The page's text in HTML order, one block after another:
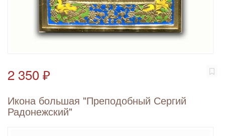
2 350 ₽
Икона большая "Преподобный Сергий
Радонежский"